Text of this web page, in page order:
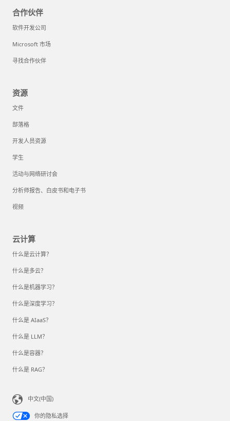
合作伙伴
软件开发公司
Microsoft 市场
寻找合作伙伴
资源
文件
部落格
开发人员资源
学生
活动与网络研讨会
分析师报告、白皮书和电子书
视频
云计算
什么是云计算？
什么是多云？
什么是机器学习？
什么是深度学习？
什么是 AIaaS？
什么是 LLM？
什么是容器？
什么是 RAG？
中文(中国)
你的隐私选择